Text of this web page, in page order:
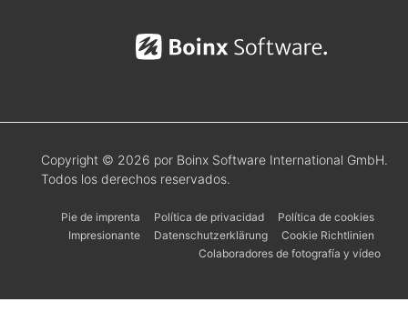
Copyright © 2026 por Boinx Software International GmbH.
Todos los derechos reservados.
Pie de imprenta Política de privacidad
Política de cookies
Impresionante
Datenschutzerklärung
Cookie Richtlinien
Colaboradores de fotografía y vídeo